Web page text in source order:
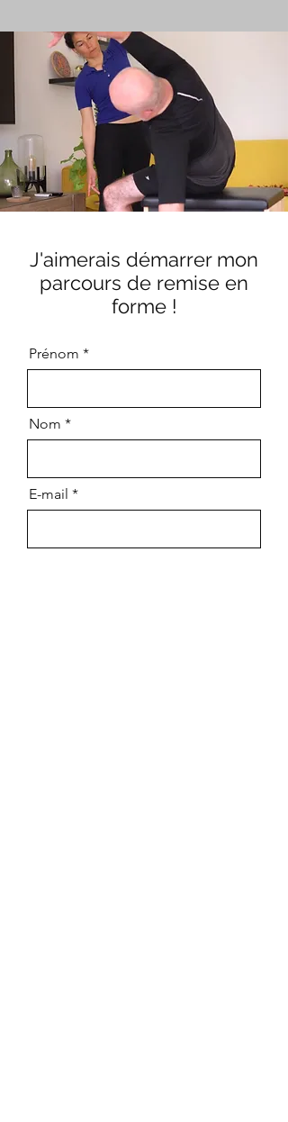
J'aimerais démarrer mon
parcours de remise en
forme !
Prénom
Nom
E-mail